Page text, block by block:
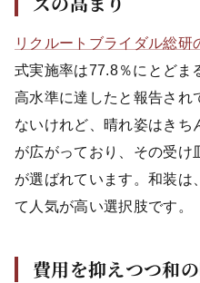
リクルートブライダル総研
式実施率は77.8％にとどま
高水準に達したと報告され
ないけれど、晴れ姿はきち
が広がっており、その受け
が選ばれています。和装は
て人気が高い選択肢です。
費用を抑えつつ和